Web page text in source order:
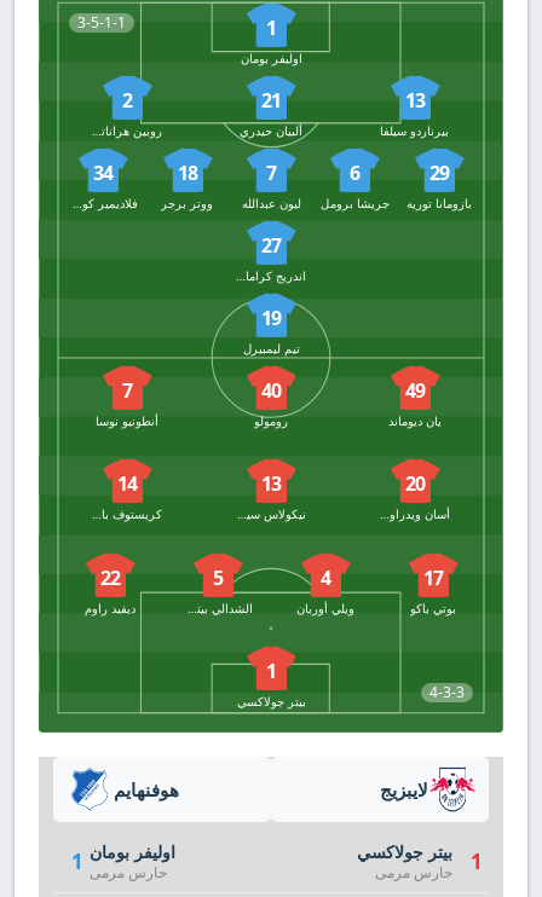
3-5-1-1 1
اوليفر بومان
13
بيرناردو سيلفا
21
ألبيان حيدري
2
روبين هراناتش
29
بازومانا توريه
6
جريشا برومل
7
ليون عبدالله
18
ووتر برجر
34
فلاديمير كوفال
27
اندريج كراماريتش
19
تيم ليمبيرل
4-3-3
49
يان ديوماند
40
رومولو
7
أنطونيو نوسا
20
أسان ويدراوغو
13
نيكولاس سيوالد
14
كريستوف باومجارتنر
17
بوتي باكو
4
ويلي أوربان
5
22
ديفيد راوم
1
بيتر جولاكسي
هوفنهايم
1 اوليفر بومان
حارس مرمى
لايبزيج
1 بيتر جولاكسي
حارس مرمى